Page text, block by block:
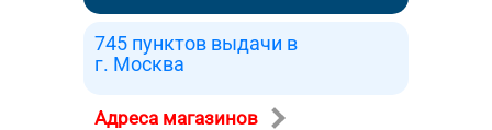
745 пунктов выдачи в
г. Москва
Адреса магазинов